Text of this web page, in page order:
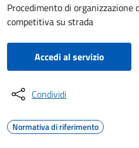
Procedimento di
competitiva su strada
Accedi al servizio
Condividi
Normativa di riferimento